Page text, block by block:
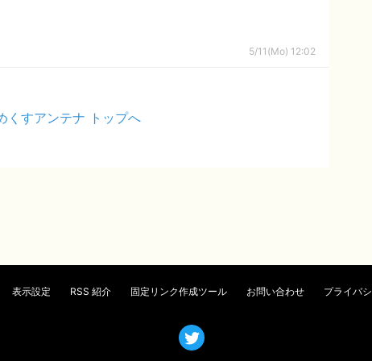
5/11(Mo) 12:02
くすアンテナ トップへ
表示設定 RSS 紹介 固定リンク作成ツール お問い合わせ プライバ